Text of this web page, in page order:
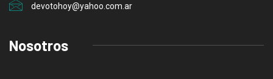
devotohoy@yahoo.com.ar
Nosotros